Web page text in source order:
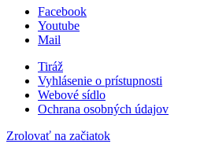
Facebook
Youtube
Mail
Tiráž
Vyhlásenie o prístupnosti
Webové sídlo
Ochrana osobných údajov
Zrolovať na začiatok